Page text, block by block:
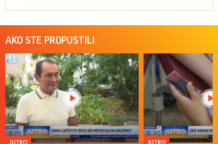
AKO STE PROPUSTILI
JUTRO JUTRO